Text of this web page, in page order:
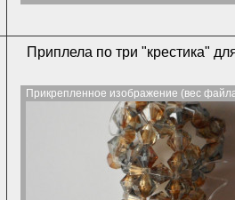
Приплела по три "крестика"
Прикрепленное изображение (вес